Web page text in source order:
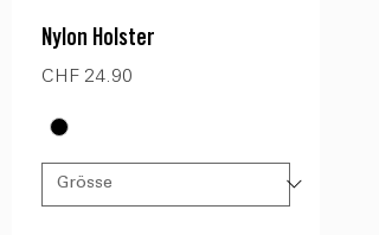
Nylon Holster
Preis
CHF 24.90